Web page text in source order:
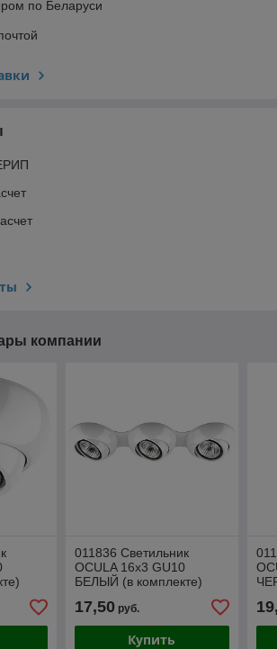
по Беларуси
компании
011836 Светильник
OCULA 16х3 GU10
БЕЛЫЙ (в комплекте)
17,50руб.
Купить